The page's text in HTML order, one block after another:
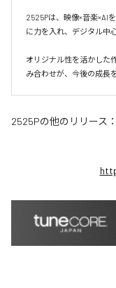
2525Pは、映像×音楽×AI
に力を入れ、デジタル中
オリジナル性を活かした
み合わせが、今後の成長
2525Pの他のリリース：